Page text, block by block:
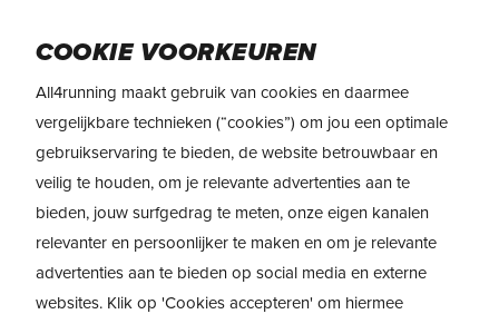
main
content
COOKIE VOORKEUREN
All4running maakt gebruik van cookies en daarmee
vergelijkbare technieken (“cookies”) om jou een optimale
gebruikservaring te bieden, de website betrouwbaar en
veilig te houden, om je relevante advertenties aan te
bieden, jouw surfgedrag te meten, onze eigen kanalen
relevanter en persoonlijker te maken en om je relevante
advertenties aan te bieden op social media en externe
websites. Klik op 'Cookies accepteren' om hiermee